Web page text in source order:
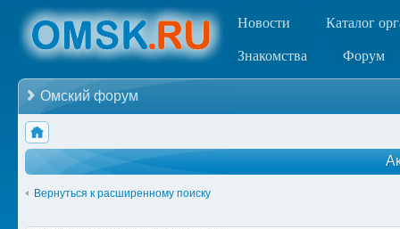
Новости Каталог
Знакомства Форум
Омский форум
Вернуться к расширенному поиску